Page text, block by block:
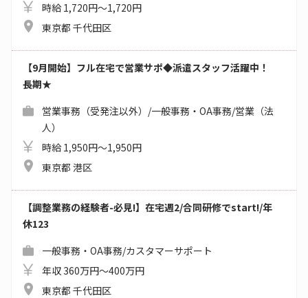
時給 1,720円～1,720円
東京都 千代田区
【9月開始】フル在宅で営業サポ◆派遣スタッフ活躍中！
長期★
営業事務（受発注以外）/一般事務・OA事務/営業（法
人）
時給 1,950円～1,950円
東京都 港区
【調整業務の経験者-必見!】在宅週2/合同研修でstart!/年
休123
一般事務・OA事務/カスタマーサポート
年収 360万円～400万円
東京都 千代田区